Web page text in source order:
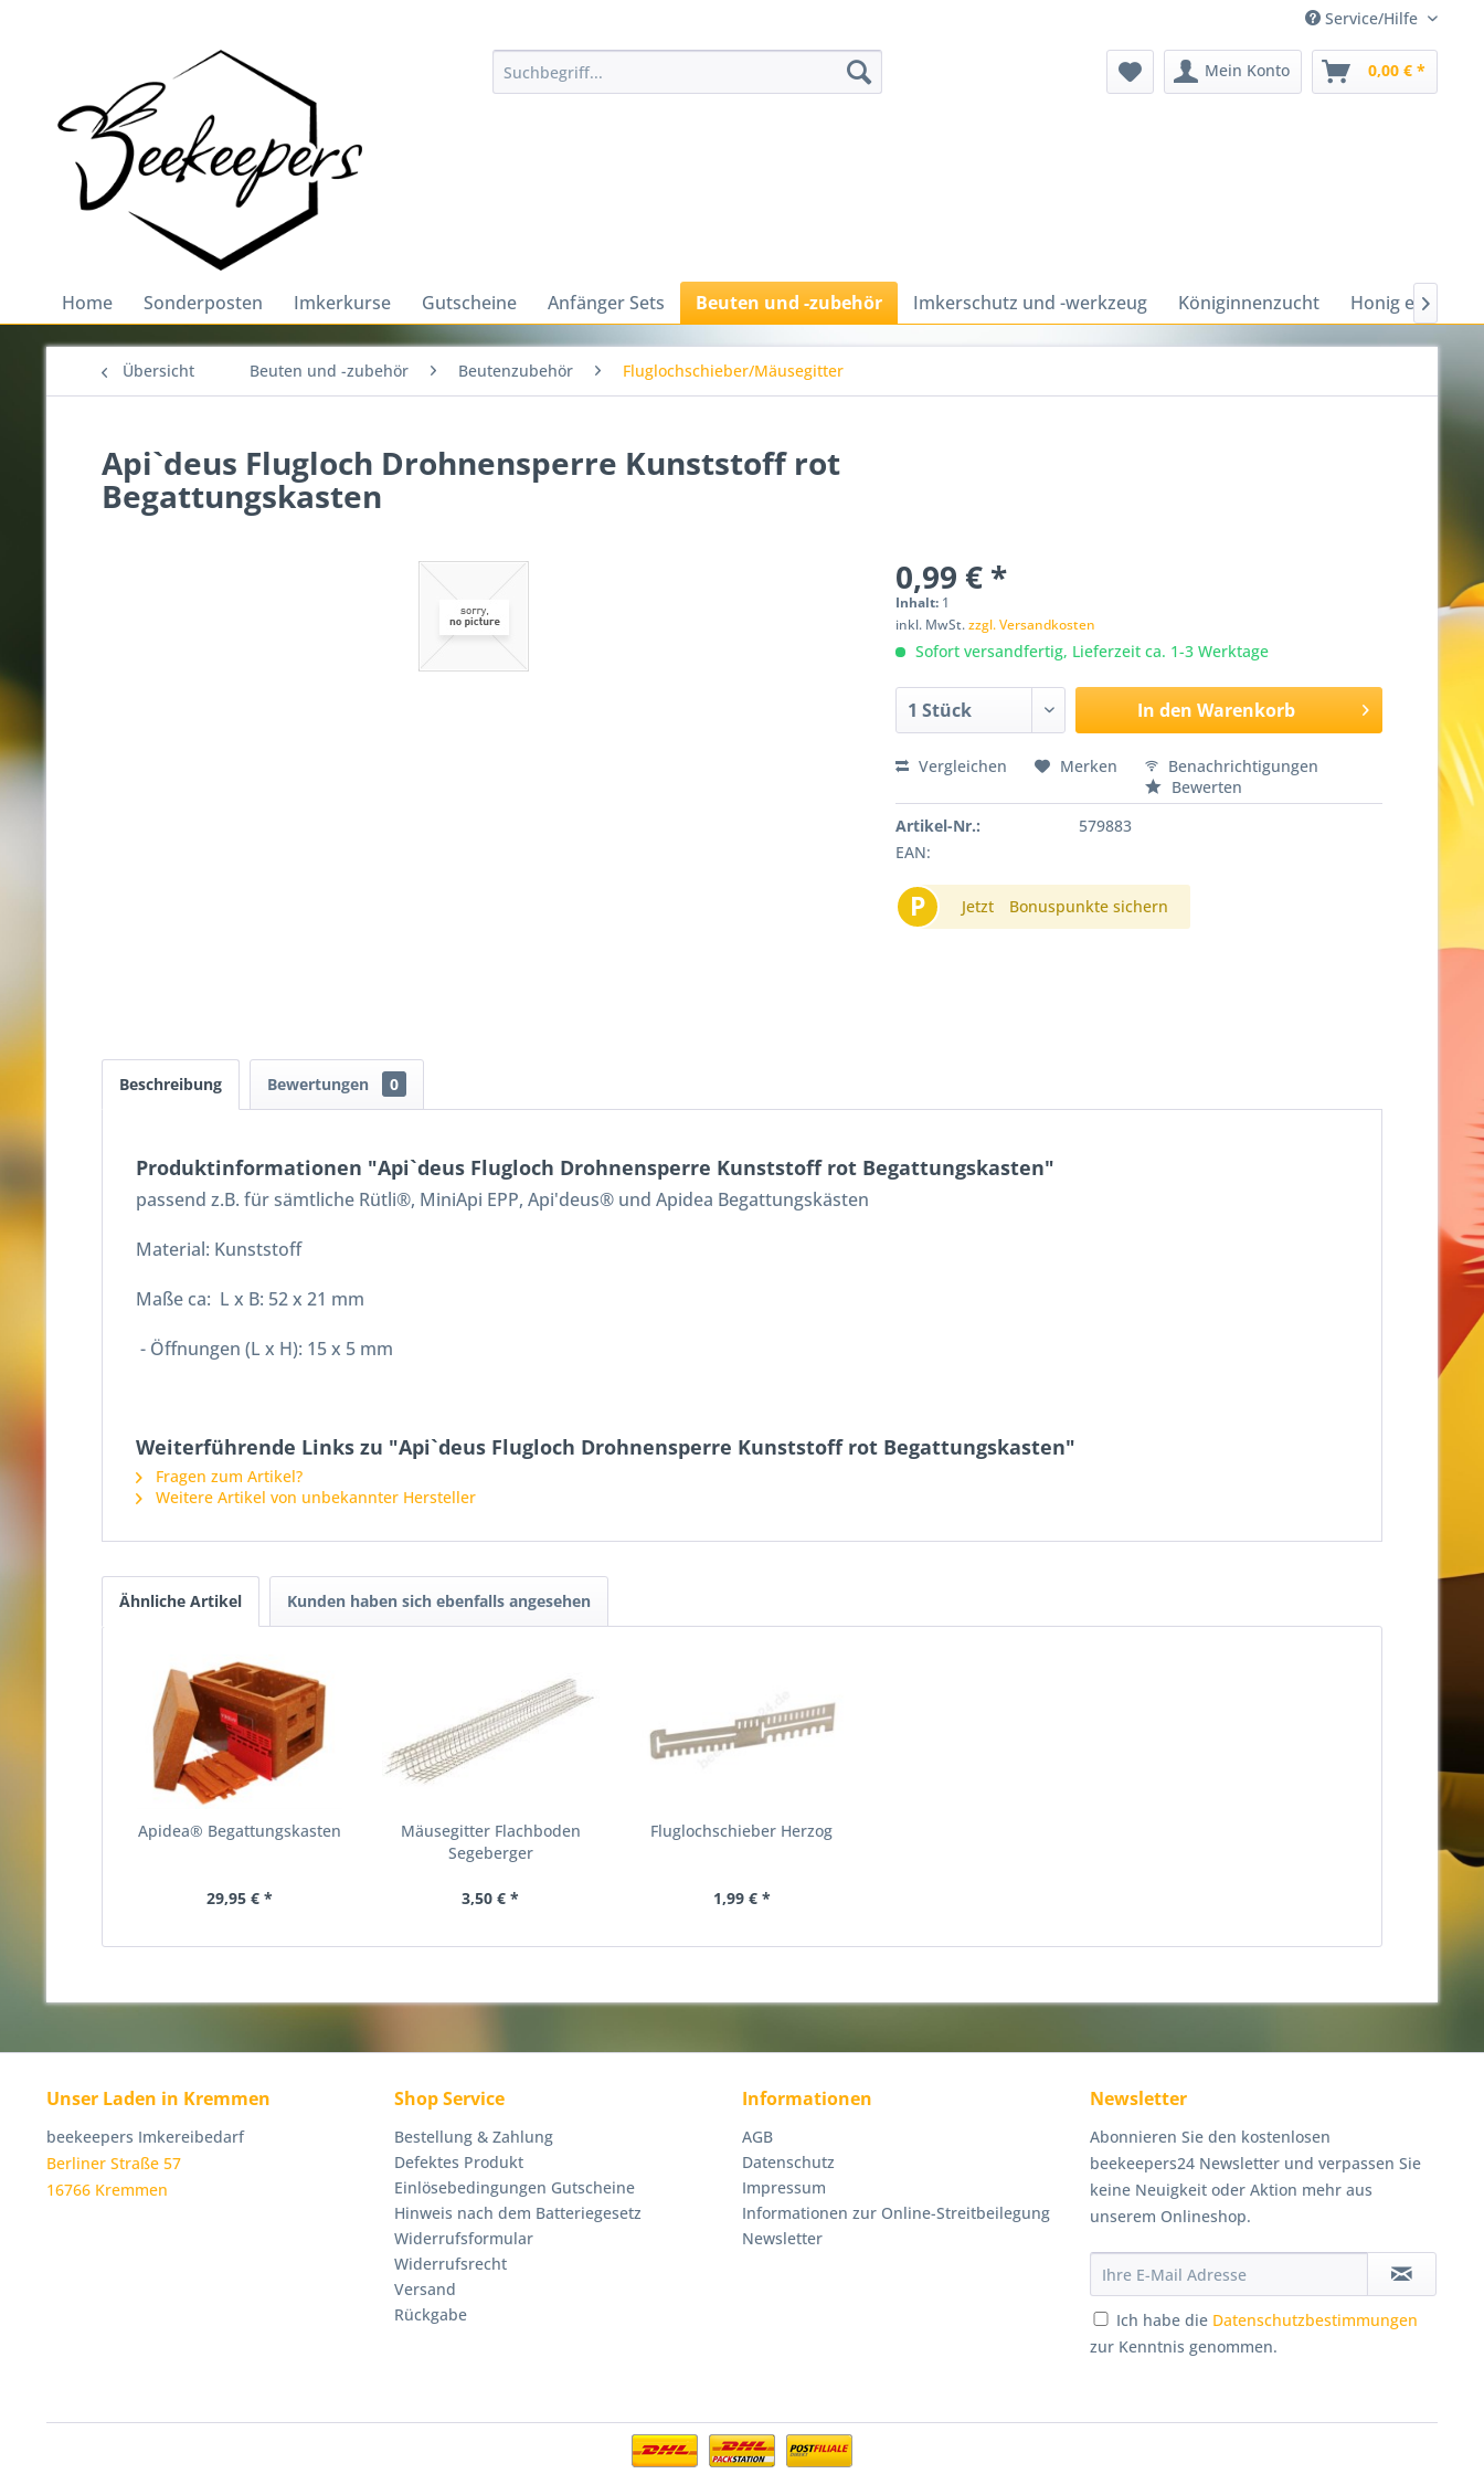
Service/Hilfe
Mein Konto 0,00 € *
Home Sonderposten Imkerkurse Gutscheine Anfänger Sets Beuten und -zubehör Imkerschutz und -werkzeug Königinnenzucht Honig ernten

Übersicht Beuten und -zubehör Beutenzubehör Fluglochschieber/Mäusegitter
Api`deus Flugloch Drohnensperre Kunststoff rot
Begattungskasten
0,99 € *
Inhalt: 1
inkl. MwSt.zzgl. Versandkosten
Sofort versandfertig, Lieferzeit ca. 1-3 Werktage
In den Warenkorb
Vergleichen Merken
Benachrichtigungen
Bewerten
Artikel-Nr.:
579883
EAN:
P Jetzt Bonuspunkte sichern
Beschreibung Bewertungen 0
Produktinformationen "Api`deus Flugloch Drohnensperre Kunststoff rot Begattungskasten"
passend z.B. für sämtliche Rütli®, MiniApi EPP, Api'deus® und Apidea Begattungskästen
Material: Kunststoff
Maße ca: L x B: 52 x 21 mm
- Öffnungen (L x H): 15 x 5 mm
Weiterführende Links zu "Api`deus Flugloch Drohnensperre Kunststoff rot Begattungskasten"
Fragen zum Artikel?
Weitere Artikel von unbekannter Hersteller
Ähnliche Artikel Kunden haben sich ebenfalls angesehen
Apidea® Begattungskasten
29,95 € *
Mäusegitter Flachboden
Segeberger
3,50 € *
Fluglochschieber Herzog
1,99 € *
Unser Laden in Kremmen
beekeepers Imkereibedarf
Berliner Straße 57
16766 Kremmen
Shop Service
Bestellung & Zahlung
Defektes Produkt
Einlösebedingungen Gutscheine
Hinweis nach dem Batteriegesetz
Widerrufsformular
Widerrufsrecht
Versand
Rückgabe
Informationen
AGB
Datenschutz
Impressum
Informationen zur Online-Streitbeilegung
Newsletter
Newsletter
Abonnieren Sie den kostenlosen
beekeepers24 Newsletter und verpassen Sie
keine Neuigkeit oder Aktion mehr aus
unserem Onlineshop.
Ich habe die Datenschutzbestimmungen
zur Kenntnis genommen.